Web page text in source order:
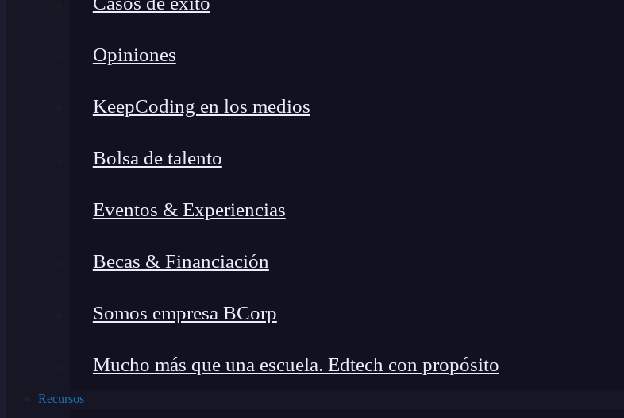
Opiniones
KeepCoding en los medios
Bolsa de talento
Eventos & Experiencias
Becas & Financiación
Somos empresa BCorp
Mucho más que una escuela. Edtech con propósito
Recursos